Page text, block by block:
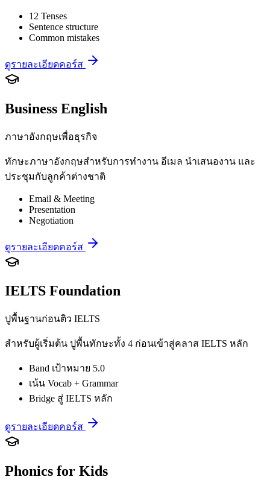
12 Tenses
Sentence structure
Common mistakes
ดูรายละเอียดคอร์ส
Business English
ภาษาอังกฤษเพื่อธุรกิจ
ทักษะภาษาอังกฤษสำหรับการทำงาน อีเมล นำเสนองาน และ
ประชุมกับลูกค้าต่างชาติ
Email & Meeting
Presentation
Negotiation
ดูรายละเอียดคอร์ส
IELTS Foundation
ปูพื้นฐานก่อนติว IELTS
สำหรับผู้เริ่มต้น ปูพื้นทักษะทั้ง 4 ก่อนเข้าสู่คลาส IELTS หลัก
Band เป้าหมาย 5.0
เน้น Vocab + Grammar
Bridge สู่ IELTS หลัก
ดูรายละเอียดคอร์ส
Phonics for Kids